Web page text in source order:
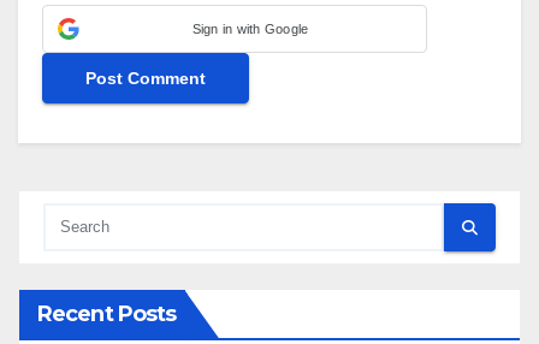
Sign in with Google
Recent Posts